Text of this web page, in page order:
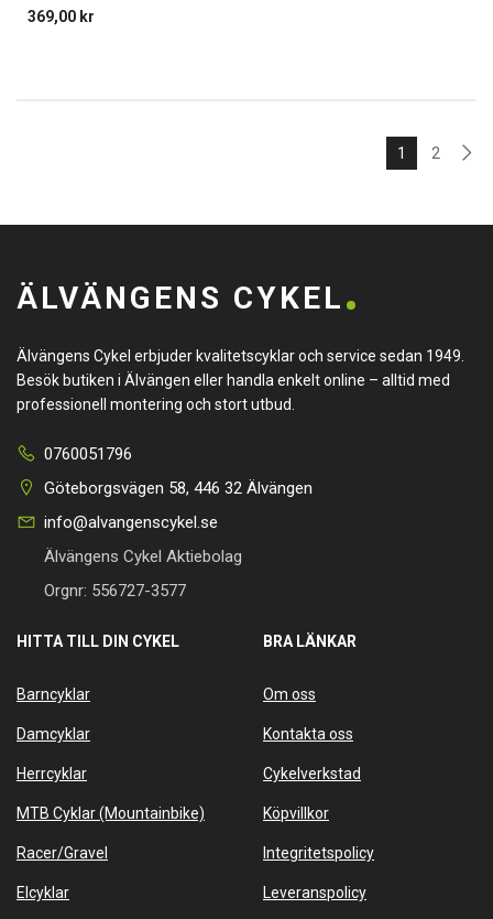
369,00 kr
1 2
ÄLVÄNGENS CYKEL
Älvängens Cykel erbjuder kvalitetscyklar och service sedan 1949.
Besök butiken i Älvängen eller handla enkelt online – alltid med
professionell montering och stort utbud.
0760051796
Göteborgsvägen 58, 446 32 Älvängen
info@alvangenscykel.se
Älvängens Cykel Aktiebolag
Orgnr: 556727-3577
HITTA TILL DIN CYKEL
Barncyklar
Damcyklar
Herrcyklar
MTB Cyklar (Mountainbike)
Racer/Gravel
Elcyklar
BRA LÄNKAR
Om oss
Kontakta oss
Cykelverkstad
Köpvillkor
Integritetspolicy
Leveranspolicy